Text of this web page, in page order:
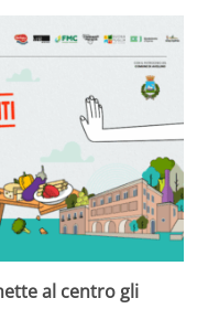
al centro gli